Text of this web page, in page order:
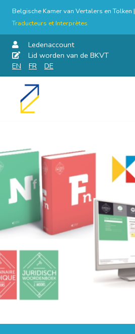
Belgische Kamer van Vertalers en Tolken |
Traducteurs et Interprètes
Ledenaccount
Lid worden van de BKVT
EN
FR DE
Skip